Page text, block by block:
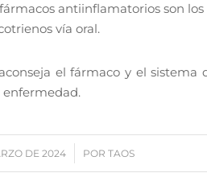
antiinflamatorios son
vía oral.
el fármaco y el sistema
enfermedad.
DE 2024
/ POR TAOS